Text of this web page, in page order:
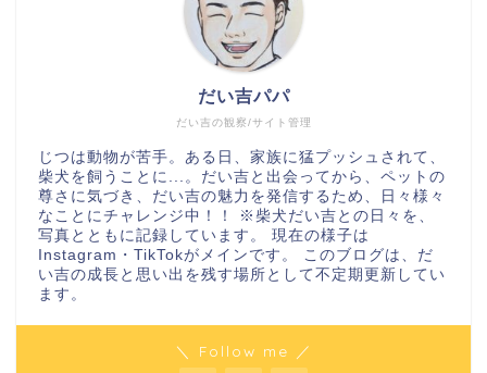
だい吉の観察/サイト管理
だい吉パパ
じつは動物が苦手。ある日、家族に猛プッシュされて、
柴犬を飼うことに...。だい吉と出会ってから、ペットの
尊さに気づき、だい吉の魅力を発信するため、日々様々
なことにチャレンジ中！！ ※柴犬だい吉との日々を、
写真とともに記録しています。 現在の様子は
Instagram・TikTokがメインです。 このブログは、だ
い吉の成長と思い出を残す場所として不定期更新してい
ます。
＼ Follow me ／